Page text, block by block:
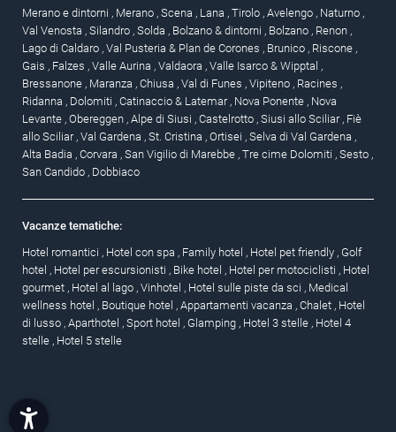
Merano e dintorni , Merano , Scena , Lana , Tirolo , Avelengo , Naturno ,
Val Venosta , Silandro , Solda , Bolzano & dintorni , Bolzano , Renon ,
Lago di Caldaro , Val Pusteria & Plan de Corones , Brunico , Riscone ,
Gais , Falzes , Valle Aurina , Valdaora , Valle Isarco & Wipptal ,
Bressanone , Maranza , Chiusa , Val di Funes , Vipiteno , Racines ,
Ridanna , Dolomiti , Catinaccio & Latemar , Nova Ponente , Nova
Levante , Obereggen , Alpe di Siusi , Castelrotto , Siusi allo Sciliar , Fiè
allo Sciliar , Val Gardena , St. Cristina , Ortisei , Selva di Val Gardena ,
Alta Badia , Corvara , San Vigilio di Marebbe , Tre cime Dolomiti , Sesto ,
San Candido , Dobbiaco
Vacanze tematiche:
Hotel romantici , Hotel con spa , Family hotel , Hotel pet friendly , Golf
hotel , Hotel per escursionisti , Bike hotel , Hotel per motociclisti , Hotel
gourmet , Hotel al lago , Vinhotel , Hotel sulle piste da sci , Medical
wellness hotel , Boutique hotel , Appartamenti vacanza , Chalet , Hotel
di lusso , Aparthotel , Sport hotel , Glamping , Hotel 3 stelle , Hotel 4
stelle , Hotel 5 stelle